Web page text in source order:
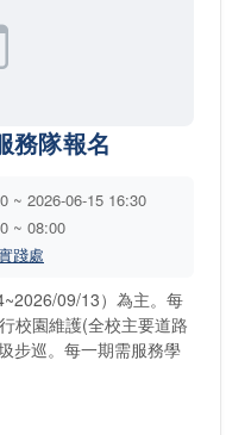
務隊報名
~ 2026-06-15 16:30
~ 08:00
踐處
09/13）為主。每
校園維護(全校主要道路
步巡。每一期需服務學